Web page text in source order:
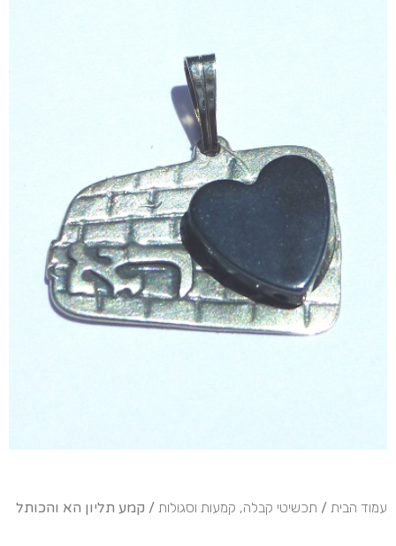
עמוד הבית / תכשיטי קבלה, קמעות וסגולות / קמע תליון הא והכותל